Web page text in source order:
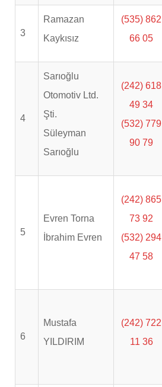
3
Ramazan
Kaykısız
(535) 862
66 05
4
Sarıoğlu
Otomotiv Ltd.
Şti.
Süleyman
Sarıoğlu
(242) 618
49 34
(532) 779
90 79
5
Evren Torna
İbrahim Evren
(242) 865
73 92
(532) 294
47 58
6
Mustafa
YILDIRIM
(242) 722
11 36